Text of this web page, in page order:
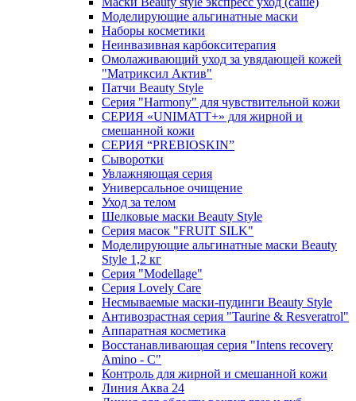
Моделирующие альгинатные маски
Наборы косметики
Неинвазивная карбокситерапия
Омолаживающий уход за увядающей кожей
"Матриксил Актив"
Патчи Beauty Style
Серия "Harmony" для чувствительной кожи
СЕРИЯ «UNIMATT+» для жирной и
смешанной кожи
СЕРИЯ “PREBIOSKIN”
Сыворотки
Увлажняющая серия
Универсальное очищение
Уход за телом
Шелковые маски Beauty Style
Серия масок "FRUIT SILK"
Моделирующие альгинатные маски Beauty
Style 1,2 кг
Серия "Modellage"
Cерия Lovely Care
Несмываемые маски-пудинги Beauty Style
Антивозрастная серия "Taurine & Resveratrol"
Аппаратная косметика
Восстанавливающая серия "Intens recovery
Amino - C"
Контроль для жирной и смешанной кожи
Линия Аква 24